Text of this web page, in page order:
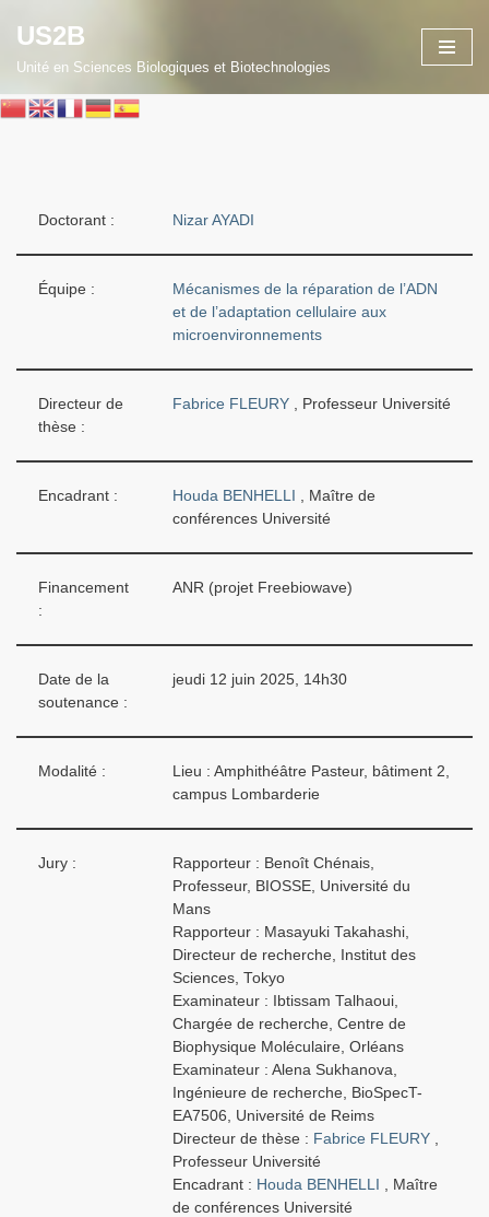
Aller
contenu
US2B
Unité en Sciences Biologiques et Biotechnologies
Doctorant : Nizar AYADI
Équipe :
Mécanismes de la réparation de l’ADN
et de l’adaptation cellulaire aux
microenvironnements
Directeur de
thèse :
Fabrice FLEURY , Professeur Université
Encadrant : Houda BENHELLI , Maître de
conférences Université
Financement
:
ANR (projet Freebiowave)
Date de la
soutenance :
jeudi 12 juin 2025, 14h30
Modalité :
Lieu : Amphithéâtre Pasteur, bâtiment 2,
campus Lombarderie
Jury : Rapporteur : Benoît Chénais,
Professeur, BIOSSE, Université du
Mans
Rapporteur : Masayuki Takahashi,
Directeur de recherche, Institut des
Sciences, Tokyo
Examinateur :
Ibtissam Talhaoui,
Chargée de recherche, Centre de
Biophysique Moléculaire, Orléans
Examinateur : Alena Sukhanova,
Ingénieure de recherche, BioSpecT-
EA7506, Université de Reims
Directeur de thèse : Fabrice FLEURY ,
Professeur Université
Encadrant : Houda BENHELLI , Maître
de conférences Université